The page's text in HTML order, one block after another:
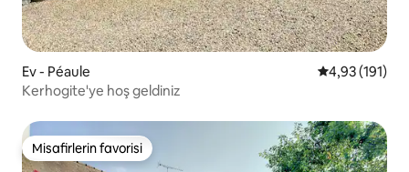
Ev - Péaule 5 üzerinden
4,93 (191)
Kerhogite'ye hoş geldiniz
Misafirlerin favorisi
Misafirlerin favorisi